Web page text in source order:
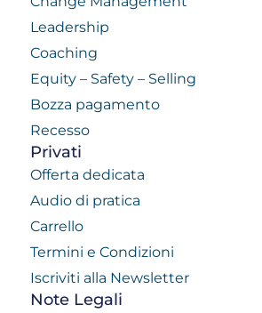
Leadership
Coaching
Equity – Safety – Selling
Bozza pagamento
Recesso
Privati
Offerta dedicata
Audio di pratica
Carrello
Termini e Condizioni
Iscriviti alla Newsletter
Note Legali